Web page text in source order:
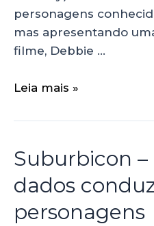
personagens
mas apresentando
filme, Debbie …
Leia mais »
Suburbicon
dados
personagens